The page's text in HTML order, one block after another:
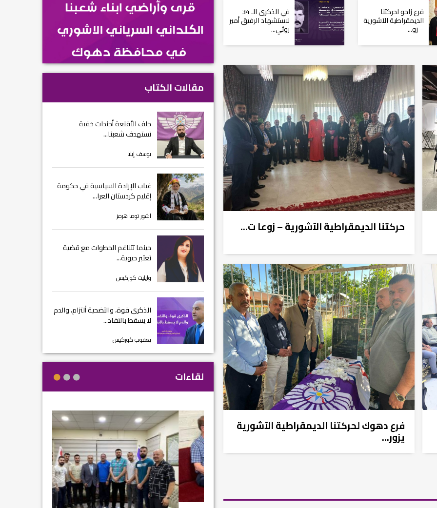
فرع زاخو لحركتنا
الديمقراطية الآشورية
– زو...
في الذكرى الـ 34
لاستشهاد الرفيق أمير
روئي...
حركتنا الديمقراطية الآشورية – زوعا ت...
فرع دهوك لحركتنا الديمقراطية الآشورية
يزور...
مقالات الكتاب
خلف الأقنعة أجندات خفية
تستهدف شعبنا...
يوسف إيليا
غياب الإرادة السياسية في حكومة
إقليم كردستان العرا...
اشور توما هرمز
حينما تتناغم الخطوات مع قضية
تعتبر حيوية...
وايليت كوركيس
الذكرى قوة، والتضحية ألتزام، والدم
لا يسقط بالتقاد...
يعقوب كوركيس
لقاءات